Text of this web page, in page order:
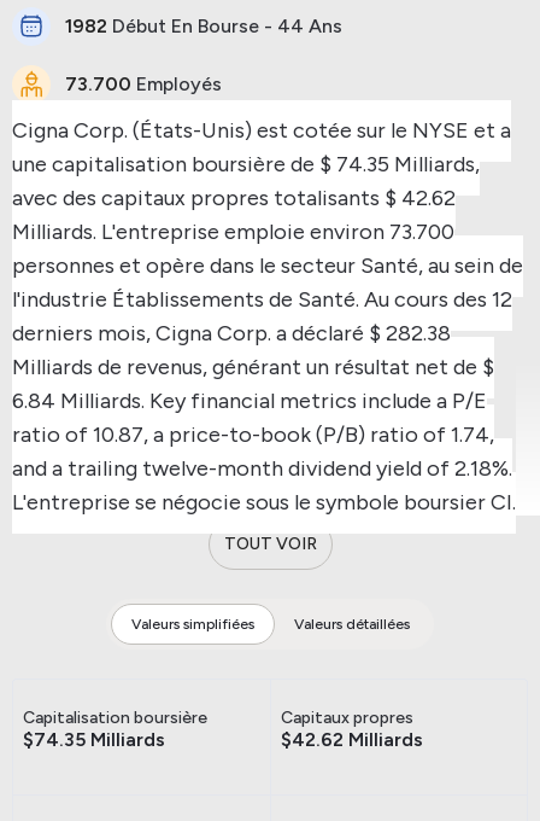
1982 Début En Bourse - 44 Ans
73.700 Employés
Cigna Corp. (États-Unis) est cotée sur le NYSE et a
une capitalisation boursière de $ 74.35 Milliards,
avec des capitaux propres totalisants $ 42.62
Milliards. L'entreprise emploie environ 73.700
personnes et opère dans le secteur Santé, au sein de
l'industrie Établissements de Santé. Au cours des 12
derniers mois, Cigna Corp. a déclaré $ 282.38
Milliards de revenus, générant un résultat net de $
6.84 Milliards. Key financial metrics include a P/E
ratio of 10.87, a price-to-book (P/B) ratio of 1.74,
and a trailing twelve-month dividend yield of 2.18%.
L'entreprise se négocie sous le symbole boursier CI.
TOUT VOIR
Valeurs simplifiées Valeurs détaillées
Capitalisation boursière
$74.35 Milliards
Capitaux propres
$42.62 Milliards